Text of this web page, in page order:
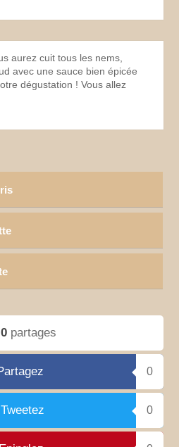
aurez cuit tous les nems,
avec une sauce bien épicée
dégustation ! Vous allez
0partages
0
0